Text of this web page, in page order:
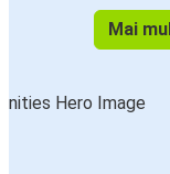
Mai